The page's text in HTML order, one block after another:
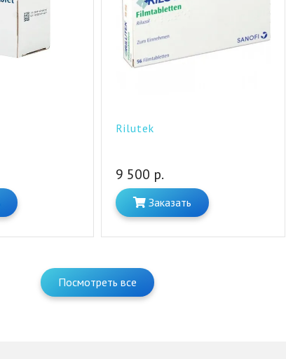
Rilutek
9 500 р.
Заказать
Посмотреть все